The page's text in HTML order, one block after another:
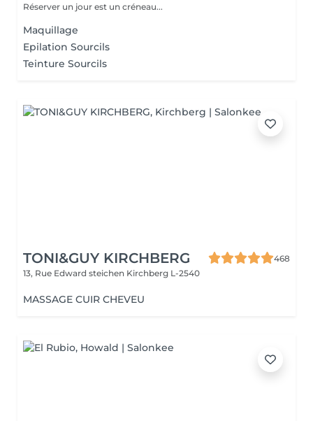
Réserver un jour est un créneau...
Maquillage
Epilation Sourcils
Teinture Sourcils
TONI&GUY KIRCHBERG
468
13, Rue Edward steichen Kirchberg L-2540
MASSAGE CUIR CHEVEU